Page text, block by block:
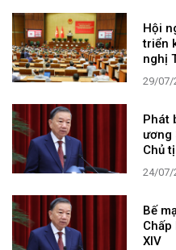
Hội
triển
nghị
29/07/
Phát
ương
Chủ
24/07/
Bế
XIV